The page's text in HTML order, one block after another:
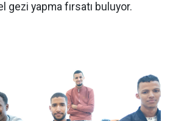
gezi yapma fırsatı buluyor.